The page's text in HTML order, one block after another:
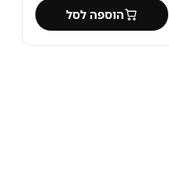
הוספה לסל